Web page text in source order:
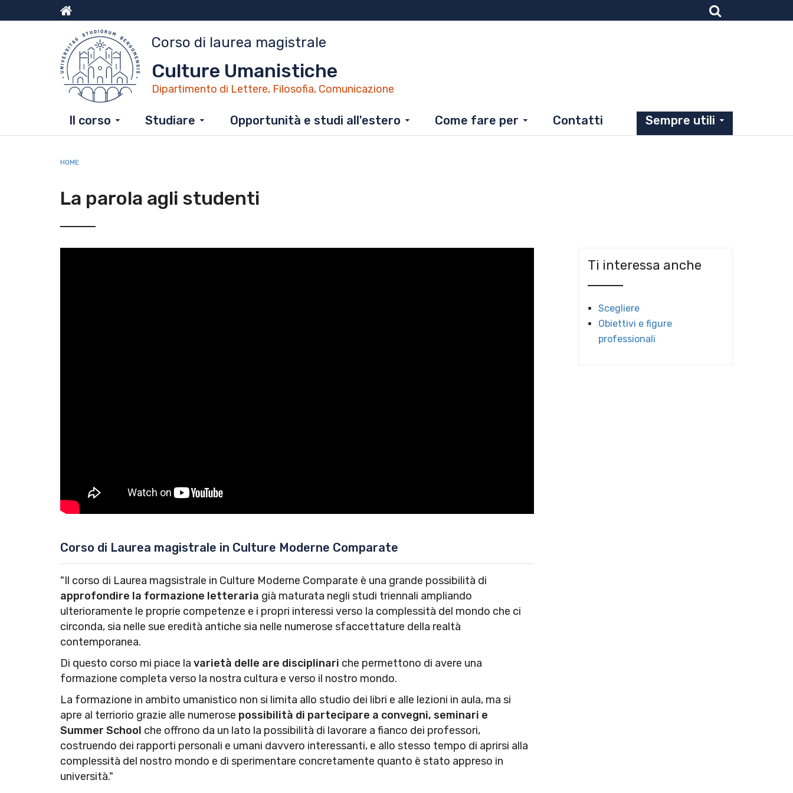
al
Menu
top
Corso di laurea magistrale
Culture Umanistiche
Dipartimento di Lettere, Filosofia, Comunicazione
Il corso Studiare Opportunità e studi all'estero Come fare per Contatti Sempre utili
HOME
La parola agli studenti
Corso di Laurea magistrale in Culture Moderne Comparate
"Il corso di Laurea magsistrale in Culture Moderne Comparate è una grande possibilità di
approfondire la formazione letteraria già maturata negli studi triennali ampliando
ulterioramente le proprie competenze e i propri interessi verso la complessità del mondo che ci
circonda, sia nelle sue eredità antiche sia nelle numerose sfaccettature della realtà
contemporanea.
Di questo corso mi piace la varietà delle are disciplinari che permettono di avere una
formazione completa verso la nostra cultura e verso il nostro mondo.
La formazione in ambito umanistico non si limita allo studio dei libri e alle lezioni in aula, ma si
apre al terriorio grazie alle numerose possibilità di partecipare a convegni, seminari e
Summer School che offrono da un lato la possibilità di lavorare a fianco dei professori,
costruendo dei rapporti personali e umani davvero interessanti, e allo stesso tempo di aprirsi alla
complessità del nostro mondo e di sperimentare concretamente quanto è stato appreso in
università."
Ti interessa anche
Scegliere
Obiettivi e figure
professionali